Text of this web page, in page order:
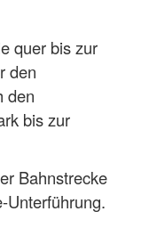
quer bis zur
den
den
bis zur
Bahnstrecke
Unterführung.